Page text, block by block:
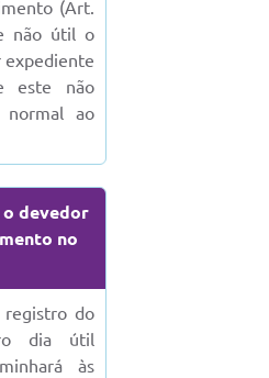
Municipal para MEI
(Art.
não útil o
expediente
este não
normal ao
o devedor
no
registro do
dia útil
às